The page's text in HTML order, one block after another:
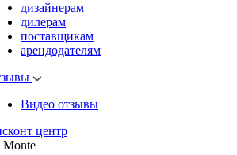
дизайнерам
дилерам
поставщикам
арендодателям
Видео отзывы
центр
Monte